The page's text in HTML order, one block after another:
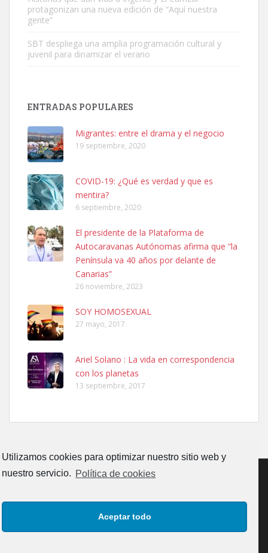
Utilizamos cookies para optimizar nuestro sitio web y
nuestro servicio. Política de cookies
Aceptar todo
Leales.org » Gran Canaria
SHIBA PERDIDO AVDA JOSE MESA Y LOPEZ
PERRO MACHO RAZA SHIBA CON MICROCHIP PERDIDO HOY
06/07/2025 ZONA MESA Y LOPEZ. ES MUY ASUSTADIZO
Leales.org » Gran Canaria
6.7.2025
Ninfa perdida
El día 5 se los perdió una ninfa papillera, asustada tiene miedo a la
calle, se perdió por la zon...
Adopcion
Busco casa de acogida para mi perrita ya que por temas de trabajo
protagonizan una nueva edición de “Aquí nuestra
gente”
SBT despliega una amplia programación cultural y
juvenil para dinamizar el verano
ENTRADAS POPULARES
Migrantes: entre el drama y el negocio
19 septiembre, 2020
COVID-19: ¿Qué es verdad y que es
mentira?
6 septiembre, 2020
El presidente de la Plataforma de
Autocaravanas Autónomas afirma que “la
Península va 40 años por delante de
Canarias”
26 noviembre, 2023
SOY HOMOSEXUAL
27 mayo, 2017
Ariel Solano : La vida en correspondencia
con los planetas
13 septiembre, 2017
POLÍTICA DE COOKIES (UE)